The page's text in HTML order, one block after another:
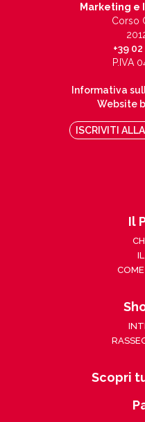
Marketing e
Corso
+39
P.IVA
Informativa
Website
ISCRIVITI
Il
Scopri